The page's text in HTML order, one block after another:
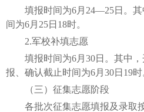
填报时间为6月24—25日。其
间为6月25日18时。
2.军校补填志愿
填报时间为6月30日。其中，
报、确认截止时间为6月30日19时
（三）征集志愿阶段
各批次征集志愿填报及录取